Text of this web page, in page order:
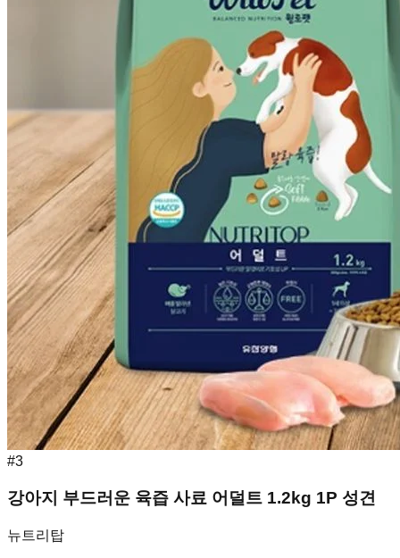
#3
강아지 부드러운 육즙 사료 어덜트 1.2kg 1P 성견
뉴트리탑